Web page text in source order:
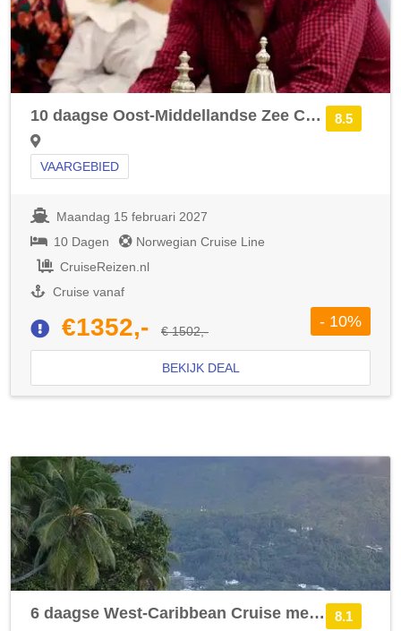
8.5
10 daagse Oost-Middellandse Zee Cruise met de Norwegian Escape vanuit Civitavecchia (Rome) langs Italië, Griekenland en Kroatië
VAARGEBIED
Maandag 15 februari 2027
10 Dagen
Norwegian Cruise Line
CruiseReizen.nl
Cruise vanaf
€1352,- € 1502,-
- 10%
BEKIJK DEAL
8.1
6 daagse West-Caribbean Cruise met de Norwegian Gem vanuit New York langs de Verenigde Staten en Bermuda